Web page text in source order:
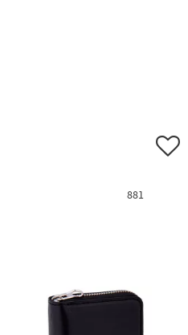
Lägg
881